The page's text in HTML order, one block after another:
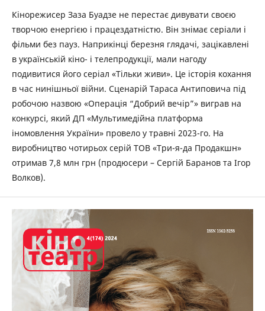
Кінорежисер Заза Буадзе не перестає дивувати своєю
творчою енергією і працездатністю. Він знімає серіали і
фільми без пауз. Наприкінці березня глядачі, зацікавлені
в українській кіно- і телепродукції, мали нагоду
подивитися його серіал «Тільки живи». Це історія кохання
в час нинішньої війни. Сценарій Тараса Антиповича під
робочою назвою «Операція “Добрий вечір”» виграв на
конкурсі, який ДП «‎Мультимедійна платформа
іномовлення України» провело у травні 2023-го. На
виробництво чотирьох серій ТОВ «‎Три-я-да Продакшн»
отримав 7,8 млн грн (продюсери – Сергій Баранов та Ігор
Волков).